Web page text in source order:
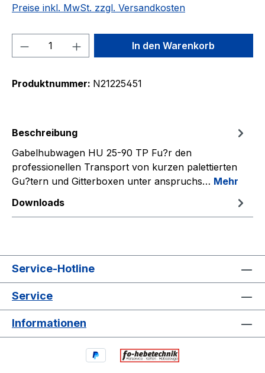
Preise inkl. MwSt. zzgl. Versandkosten
Produkt Anzahl: Gib denIn den Warenkorb
Produktnummer: N21225451
Beschreibung
Gabelhubwagen HU 25-90 TP Fu?r den
professionellen Transport von kurzen palettierten
Gu?tern und Gitterboxen unter anspruchs… Mehr
Downloads
Service-Hotline
Service
Informationen